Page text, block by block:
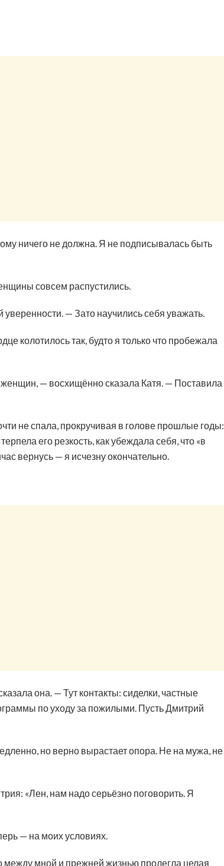
ничего не должна. Я не подписывалась быть
совсем распустились.
— Зато научились себя уважать.
колотилось так, будто я только что пробежала
— восхищённо сказала Катя. — Поставила
не спала, прокручивая в голове прошлые годы:
его резкость, как убеждала себя, что «в
вернусь — я исчезну окончательно.
она. — Тут контакты: сиделки, частные
по уходу за пожилыми. Пусть Дмитрий
но верно вырастает опора. Не на мужа, не
«Лен, нам надо серьёзно поговорить. Я
— на моих условиях.
между мной и прежней жизнью пролегла целая